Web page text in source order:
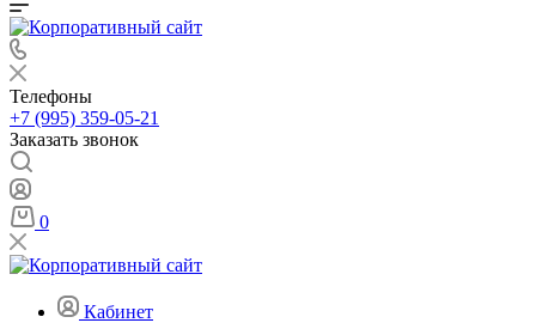
Телефоны
+7 (995) 359-05-21
Заказать звонок
0
Кабинет